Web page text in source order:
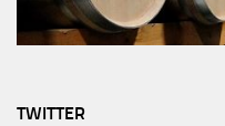
TWITTER